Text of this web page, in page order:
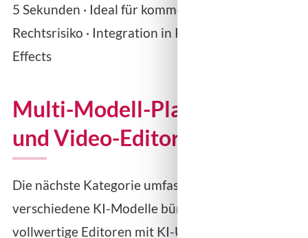
5 Sekunden · Ideal für kommerzielle Nutzung ohne
Rechtsrisiko · Integration in Premiere Pro, After
Effects
Multi-Modell-Plattformen
und Video-Editoren
Die nächste Kategorie umfasst Plattformen, die
verschiedene KI-Modelle bündeln oder als
vollwertige Editoren mit KI-Unterstützung